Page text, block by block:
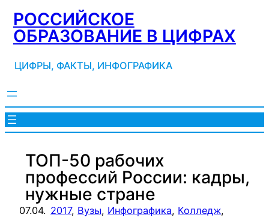
Перейти
содержимому
РОССИЙСКОЕ
ОБРАЗОВАНИЕ В ЦИФРАХ
ЦИФРЫ, ФАКТЫ, ИНФОГРАФИКА
ТОП-50 рабочих
профессий России: кадры,
нужные стране
07.04. 2017, Вузы, Инфографика, Колледж